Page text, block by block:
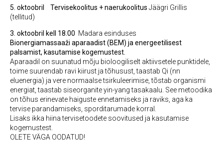
5. oktoobril Tervisekoolitus + naerukoolitus Jäägri Grillis
(tellitud)
3. oktoobril kell 18.00 Madara esinduses
Bionergiamassaaži aparaadist (BEM) ja energeetilisest
palsamist, kasutamise kogemustest.
Aparaadil on suunatud mõju bioloogiliselt aktiivsetele punktidele,
toime suurendab ravi kiirust ja tõhusust, taastab Qi (nn
eluenergia) ja vere normaalse tsirkuleerimise, tõstab organismi
energiat, taastab siseorganite yin-yang tasakaalu. See metoodika
on tõhus erinevate haiguste ennetamiseks ja raviks, aga ka
tervise parandamiseks, sporditarumade korral.
Lisaks ikka hiina tervisetoodete soovitused ja kasutamise
kogemustest.
OLETE VÄGA OODATUD!